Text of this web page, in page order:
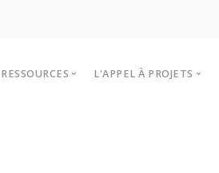
RESSOURCES L'APPEL À PROJETS